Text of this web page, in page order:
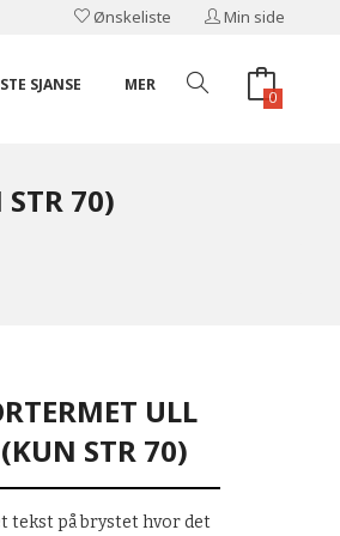
Ønskeliste Min side
SJANSE MER
0
70)
ULL
STR 70)
tekst på brystet hvor det